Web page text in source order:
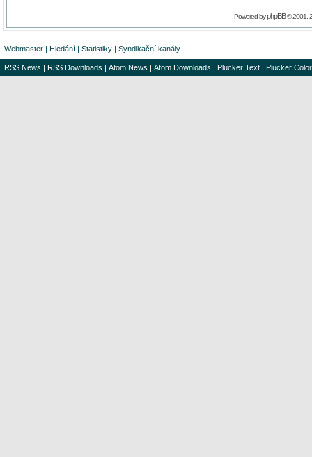
Powered byphpBB© 2001,
Webmaster | Hledání | Statistiky | Syndikační kanály
RSS News | RSS Downloads | Atom News | Atom Downloads | Plucker Text | Plucker Color